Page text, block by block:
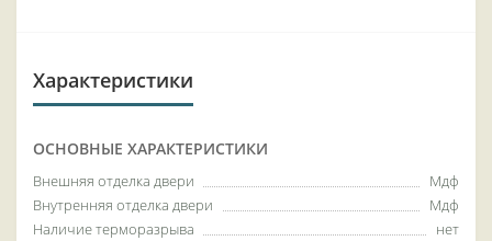
Характеристики
ОСНОВНЫЕ ХАРАКТЕРИСТИКИ
Внешняя отделка двери
Мдф
Внутренняя отделка двери
Мдф
Наличие терморазрыва
нет